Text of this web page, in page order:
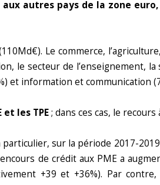
autres pays de la zone
Le commerce,
le secteur de l’enseignement,
et information et communication
les TPE; dans ces cas, le
sur la période 2017-
de crédit aux PME a
+39 et +36%). Par